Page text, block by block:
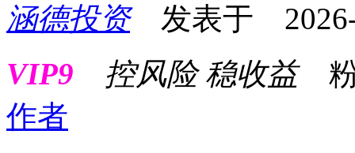
涵德投资发表于 2026-
VIP9
控风险 稳收益
作者